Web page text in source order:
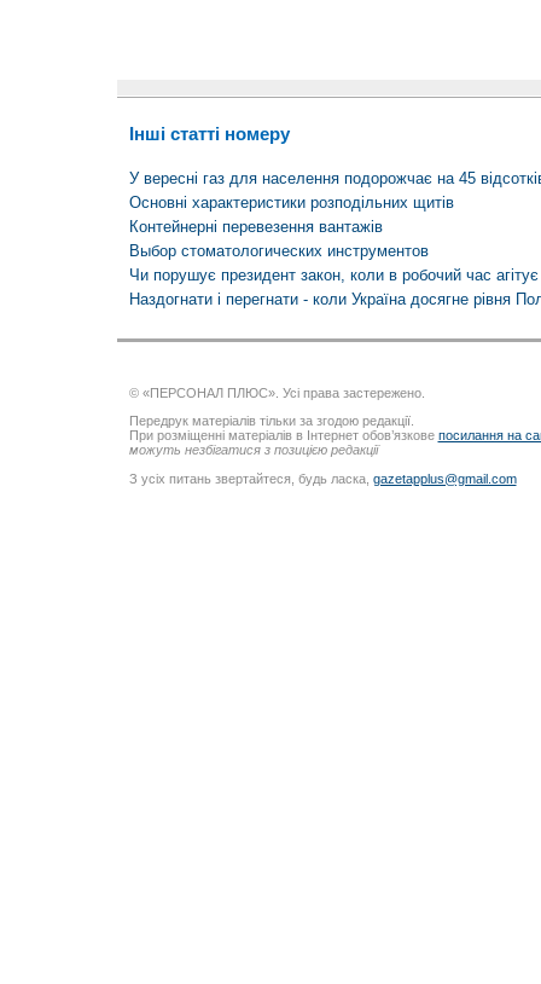
Інші статті номеру
У вересні газ для населення подорожчає на 45
Основні характеристики розподільних щитів
Контейнерні перевезення вантажів
Выбор стоматологических инструментов
Чи порушує президент закон, коли в робочий час
Наздогнати і перегнати - коли Україна досягне рівня
© «ПЕРСОНАЛ ПЛЮС». Усі права застережено.
Передрук матеріалів тільки за згодою редакції.
При розміщенні матеріалів в Інтернет обов’язкове посилання на
можуть незбігатися з позицією редакції
З усіх питань звертайтеся, будь ласка, gazetapplus@gmail.com